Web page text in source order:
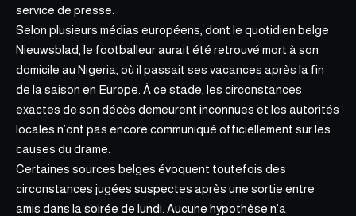
service de presse.
Selon plusieurs médias européens, dont le quotidien belge
Nieuwsblad, le footballeur aurait été retrouvé mort à son
domicile au Nigeria, où il passait ses vacances après la fin
de la saison en Europe. À ce stade, les circonstances
exactes de son décès demeurent inconnues et les autorités
locales n’ont pas encore communiqué officiellement sur les
causes du drame.
Certaines sources belges évoquent toutefois des
circonstances jugées suspectes après une sortie entre
amis dans la soirée de lundi. Aucune hypothèse n’a